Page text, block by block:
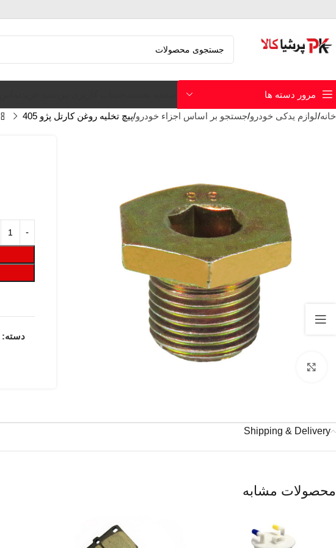
مرور دسته ها
خانه لوازم یدکی خودرو جستجو بر اساس اجزاء خودرو پیچ تخلیه روغن کارتل پژو 405
دسته:
Shipping & Delivery
محصولات مشابه